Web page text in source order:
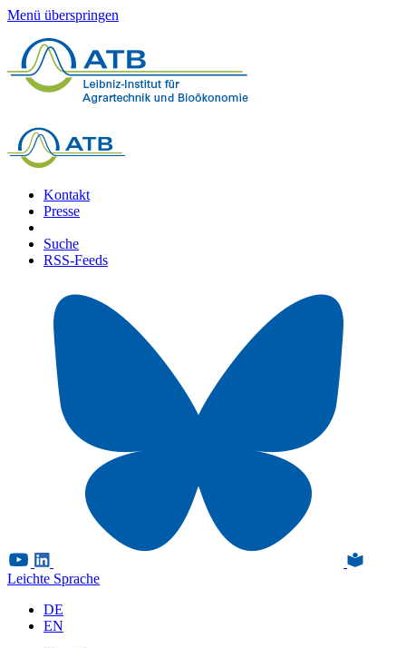
Menü überspringen
Kontakt
Presse
Suche
RSS-Feeds
Leichte Sprache
DE
EN